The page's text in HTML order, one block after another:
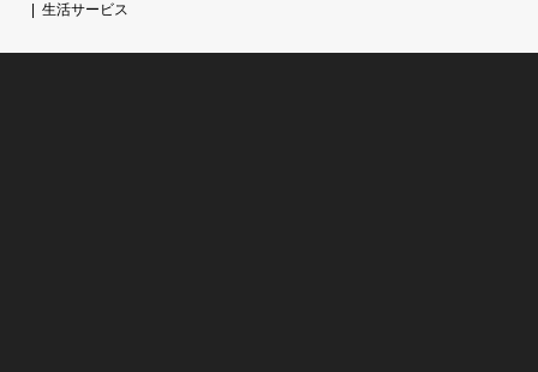
生活サービス